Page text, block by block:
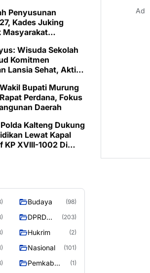
Penyusunan
Kades Juking
Masyarakat
Wisuda Sekolah
Komitmen
Lansia Sehat, Aktif,
Bupati Murung
Perdana, Fokus
Daerah
Kalteng Dukung
Lewat Kapal
KP XVIII-1002 Di
Budaya (98)
DPRD
Raya
(203)
Hukrim (2)
Nasional (101)
Pemkab
(1)
Ad